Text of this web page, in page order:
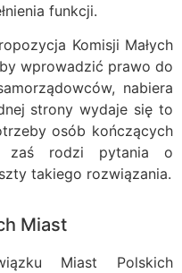
funkcji.
Komisji Małych
wprowadzić prawo do
nabiera
strony wydaje się to
osób kończących
zaś rodzi pytania o
takiego rozwiązania.
Miast
Miast Polskich